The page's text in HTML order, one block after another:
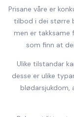
Prisane våre er
tilbod i dei større
men er takksame
som finn at
Ulike tilstandar
desse er ulike
blødarsjukdom,